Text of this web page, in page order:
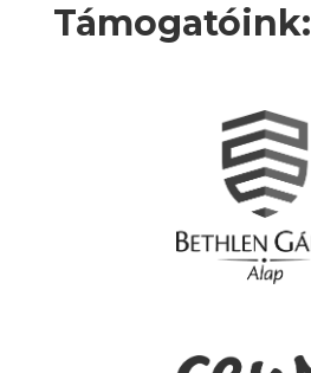
Támogatóink: